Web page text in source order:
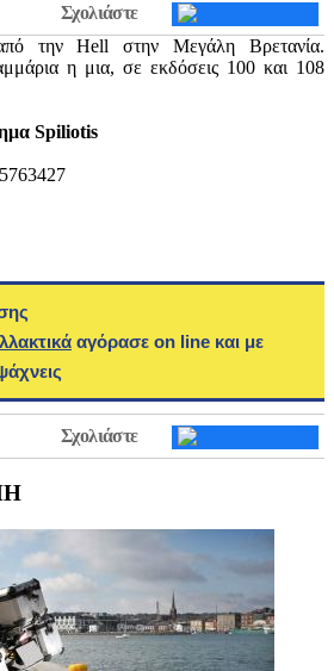
Σχολιάστε
την Hell στην Μεγάλη Βρετανία.
η μια, σε εκδόσεις 100 και 108
Spiliotis
αγόρασε on line και με
Σχολιάστε